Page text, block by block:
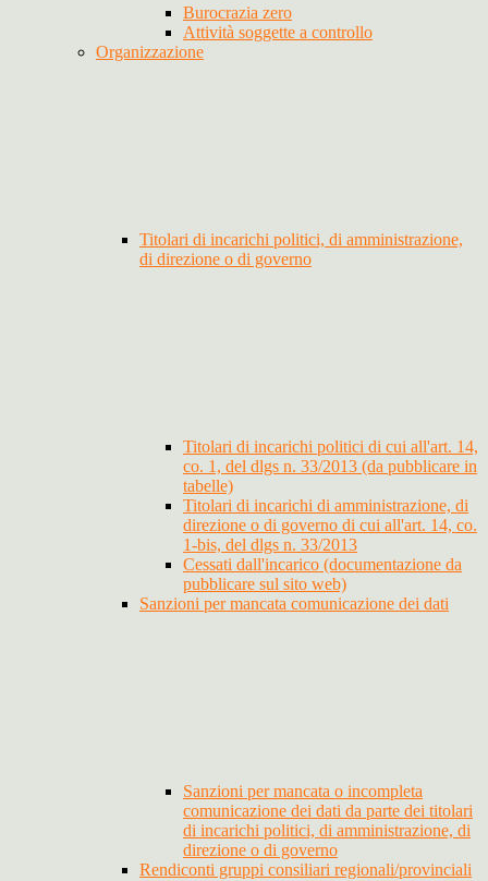
Burocrazia zero
Attività soggette a controllo
Organizzazione
Titolari di incarichi politici, di amministrazione,
di direzione o di governo
Titolari di incarichi politici di cui all'art. 14,
co. 1, del dlgs n. 33/2013 (da pubblicare in
tabelle)
Titolari di incarichi di amministrazione, di
direzione o di governo di cui all'art. 14, co.
1-bis, del dlgs n. 33/2013
Cessati dall'incarico (documentazione da
pubblicare sul sito web)
Sanzioni per mancata comunicazione dei dati
Sanzioni per mancata o incompleta
comunicazione dei dati da parte dei titolari
di incarichi politici, di amministrazione, di
direzione o di governo
Rendiconti gruppi consiliari regionali/provinciali